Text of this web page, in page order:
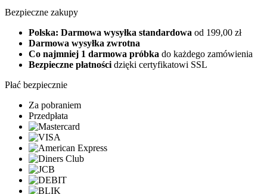
Bezpieczne zakupy
Polska: Darmowa wysyłka standardowa od 199,00 zł
Darmowa wysyłka zwrotna
Co najmniej 1 darmowa próbka do każdego zamówienia
Bezpieczne płatności dzięki certyfikatowi SSL
Płać bezpiecznie
Za pobraniem
Przedpłata